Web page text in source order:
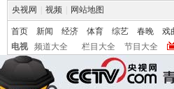
央视网 视频 网站地图
首页 新闻 经济 体育 综艺 春晚 戏
电视
频道大全 栏目大全 节目大全